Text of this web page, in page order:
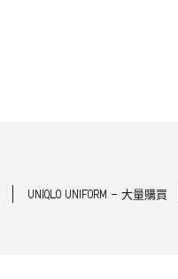
UNIQLO UNIFORM - 大量購買